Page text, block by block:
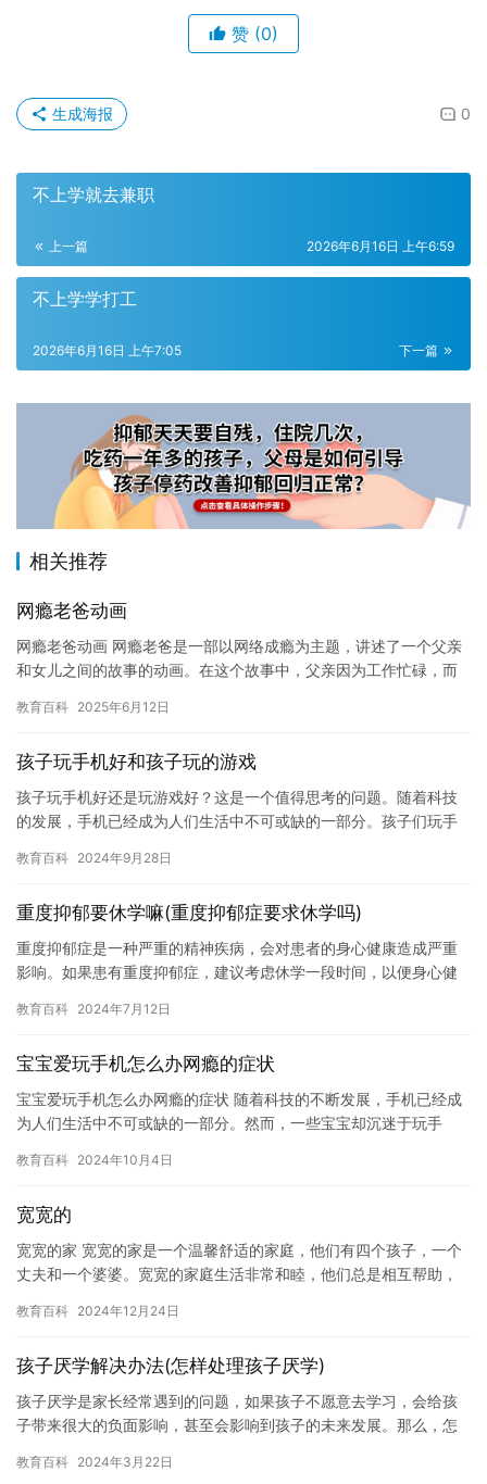
赞 (0)
0
生成海报
不上学就去兼职
上一篇 2026年6月16日 上午6:59
不上学学打工
下一篇
2026年6月16日 上午7:05
相关推荐
网瘾老爸动画
网瘾老爸动画 网瘾老爸是一部以网络成瘾为主题，讲述了一个父亲
和女儿之间的故事的动画。在这个故事中，父亲因为工作忙碌，而
质量…
教育百科 2025年6月12日
孩子玩手机好和孩子玩的游戏
孩子玩手机好还是玩游戏好？这是一个值得思考的问题。随着科技
的发展，手机已经成为人们生活中不可或缺的一部分。孩子们玩手
我们将…
教育百科 2024年9月28日
重度抑郁要休学嘛(重度抑郁症要求休学吗)
重度抑郁症是一种严重的精神疾病，会对患者的身心健康造成严重
影响。如果患有重度抑郁症，建议考虑休学一段时间，以便身心健
无助…
教育百科 2024年7月12日
宝宝爱玩手机怎么办网瘾的症状
宝宝爱玩手机怎么办网瘾的症状 随着科技的不断发展，手机已经成
为人们生活中不可或缺的一部分。然而，一些宝宝却沉迷于玩手
见的问…
教育百科 2024年10月4日
宽宽的
宽宽的家 宽宽的家是一个温馨舒适的家庭，他们有四个孩子，一个
丈夫和一个婆婆。宽宽的家庭生活非常和睦，他们总是相互帮助，
提供…
教育百科 2024年12月24日
孩子厌学解决办法(怎样处理孩子厌学)
孩子厌学是家长经常遇到的问题，如果孩子不愿意去学习，会给孩
子带来很大的负面影响，甚至会影响到孩子的未来发展。那么，怎
学可…
教育百科 2024年3月22日